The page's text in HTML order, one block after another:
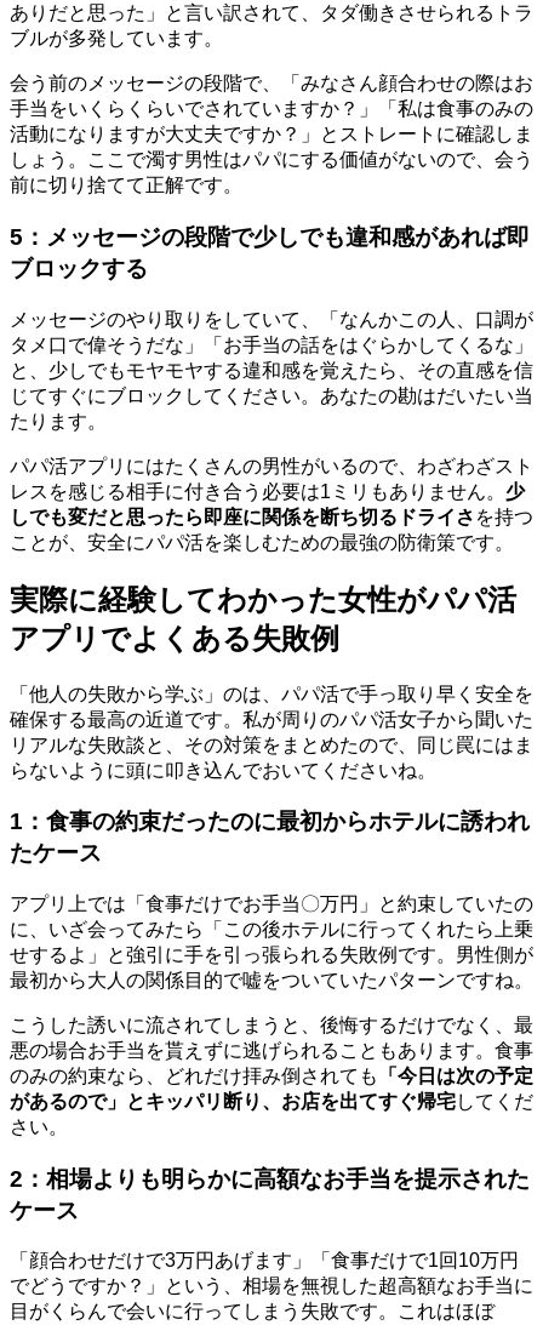
ありだと思った」と言い訳されて、タダ働きさせられるトラ
ブルが多発しています。
会う前のメッセージの段階で、「みなさん顔合わせの際はお
手当をいくらくらいでされていますか？」「私は食事のみの
活動になりますが大丈夫ですか？」とストレートに確認しま
しょう。ここで濁す男性はパパにする価値がないので、会う
前に切り捨てて正解です。
5：メッセージの段階で少しでも違和感があれば即
ブロックする
メッセージのやり取りをしていて、「なんかこの人、口調が
タメ口で偉そうだな」「お手当の話をはぐらかしてくるな」
と、少しでもモヤモヤする違和感を覚えたら、その直感を信
じてすぐにブロックしてください。あなたの勘はだいたい当
たります。
パパ活アプリにはたくさんの男性がいるので、わざわざスト
レスを感じる相手に付き合う必要は1ミリもありません。 少
しでも変だと思ったら即座に関係を断ち切るドライさ を持つ
ことが、安全にパパ活を楽しむための最強の防衛策です。
実際に経験してわかった女性がパパ活
アプリでよくある失敗例
「他人の失敗から学ぶ」のは、パパ活で手っ取り早く安全を
確保する最高の近道です。私が周りのパパ活女子から聞いた
リアルな失敗談と、その対策をまとめたので、同じ罠にはま
らないように頭に叩き込んでおいてくださいね。
1：食事の約束だったのに最初からホテルに誘われ
たケース
アプリ上では「食事だけでお手当〇万円」と約束していたの
に、いざ会ってみたら「この後ホテルに行ってくれたら上乗
せするよ」と強引に手を引っ張られる失敗例です。男性側が
最初から大人の関係目的で嘘をついていたパターンですね。
こうした誘いに流されてしまうと、後悔するだけでなく、最
悪の場合お手当を貰えずに逃げられることもあります。食事
のみの約束なら、どれだけ拝み倒されても
「今日は次の予定
があるので」とキッパリ断り、お店を出てすぐ帰宅してくだ
さい。
2：相場よりも明らかに高額なお手当を提示された
ケース
「顔合わせだけで3万円あげます」「食事だけで1回10万円
でどうですか？」という、相場を無視した超高額なお手当に
目がくらんで会いに行ってしまう失敗です。これはほぼ